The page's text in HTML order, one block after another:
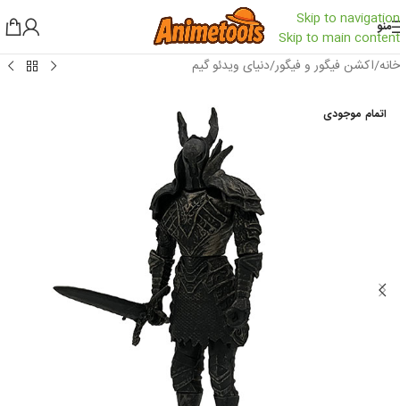
Skip to navigation
Skip to main content
منو
خانه/اکشن فیگور و فیگور/دنیای ویدئو گیم
اتمام موجودی